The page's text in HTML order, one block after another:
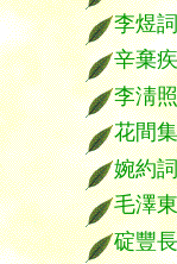
李煜詞
辛棄
李淸
花間集
婉約
毛澤
碇豐